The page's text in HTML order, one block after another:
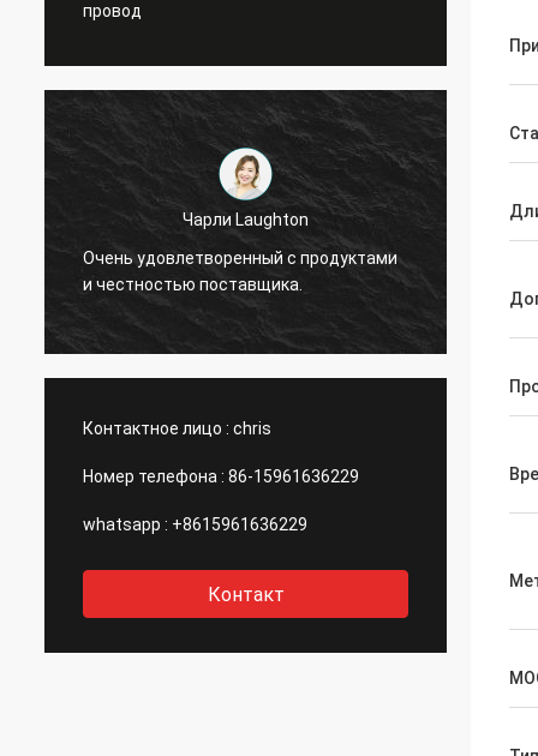
провод
Чарли Laughton
Очень удовлетворенный с продуктами
и честностью поставщика.
Вивиан
клиент
даже без
компанией.
Контактное лицо : chris
Номер телефона : 86-15961636229
whatsapp : +8615961636229
Контакт